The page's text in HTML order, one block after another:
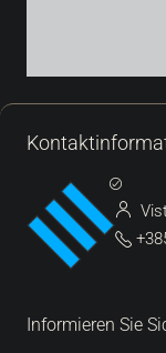
Informieren Sie